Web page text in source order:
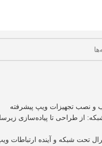
از طراحی تا پیاده‌سازی
تحت شبکه و آینده ارتباطات